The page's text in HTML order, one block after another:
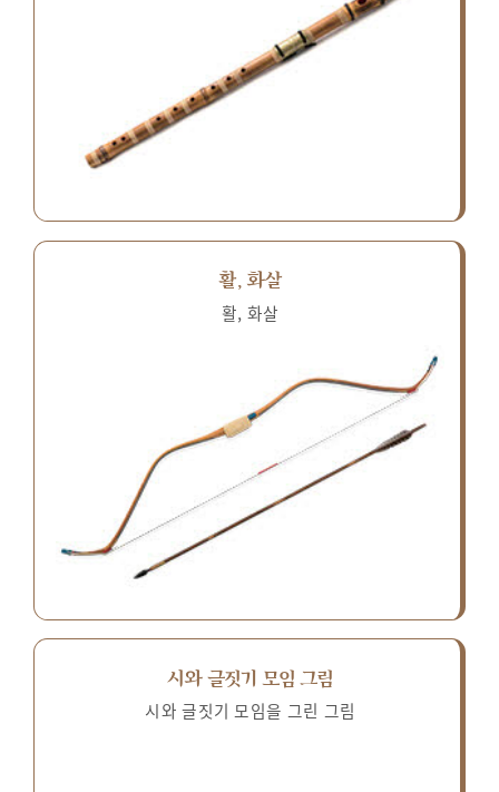
활, 화살
활, 화살
시와 글짓기 모임 그림
시와 글짓기 모임을 그린 그림